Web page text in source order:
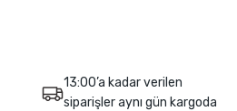
13:00’a kadar verilen
siparişler aynı gün kargoda